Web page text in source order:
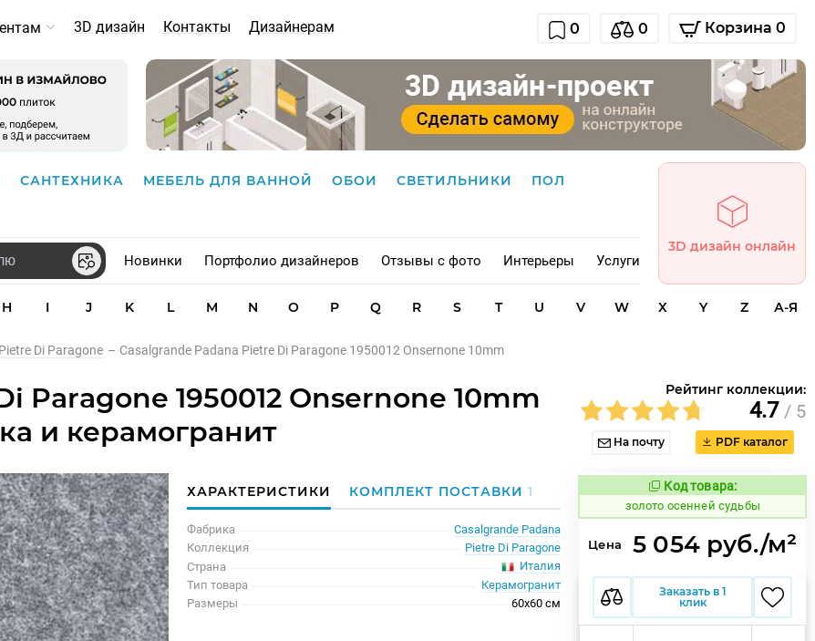
3D дизайн Контакты Дизайнерам 0 0 Корзина 0
САНТЕХНИКА МЕБЕЛЬ ДЛЯ ВАННОЙ ОБОИ СВЕТИЛЬНИКИ ПОЛ
Новинки Портфолио дизайнеров Отзывы с фото Интерьеры Услуги
3D дизайн онлайн
H I J K L M N O P Q R S T U V W X Y Z А-Я
Pietre Di Paragone – Casalgrande Padana Pietre Di Paragone 1950012 Onsernone 10mm
Paragone 1950012 Onsernone 10mm
и керамогранит
Рейтинг коллекции:
4.7 / 5
На почту PDF каталог
ХАРАКТЕРИСТИКИ КОМПЛЕКТ ПОСТАВКИ1
Фабрика
Casalgrande Padana
Коллекция
Pietre Di Paragone
Страна
Италия
Тип товара
Керамогранит
Размеры
60x60 см
Код товара:
524099 Код товара:
золото осенней судьбы
Цена 5 054 руб./м²
Заказать в 1
клик